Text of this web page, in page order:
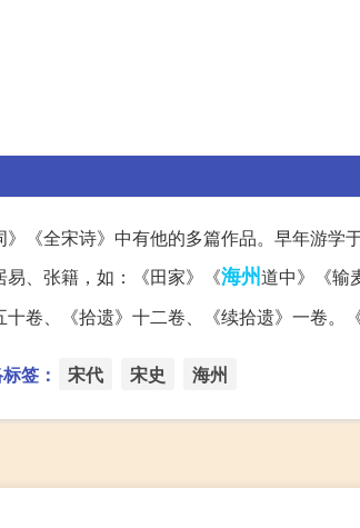
《全宋诗》中有他的多篇作品。早年游学
、张籍，如：《田家》《海州道中》《输
卷、《拾遗》十二卷、《续拾遗》一卷。
签： 宋代 宋史 海州